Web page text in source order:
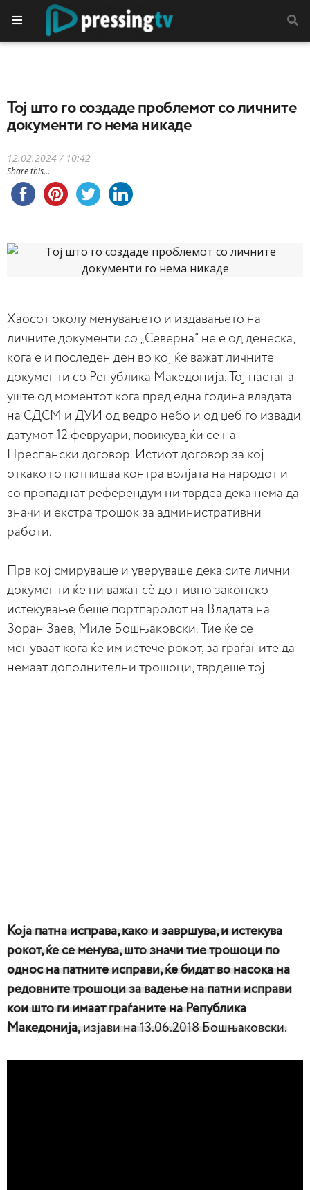
Toј што го создаде проблемот со личните
документи го нема никаде
12.02.2024 / 10:42
Share this...
Хаосот околу менувањето и издавањето на
личните документи со „Северна“ не е од денеска,
кога е и последен ден во кој ќе важат личните
документи со Република Македонија. Тој настана
уште од моментот кога пред една година владата
на СДСМ и ДУИ од ведро небо и од џеб го извади
датумот 12 февруари, повикувајќи се на
Преспански договор. Истиот договор за кој
откако го потпишаа контра волјата на народот и
со пропаднат референдум ни тврдеа дека нема да
значи и екстра трошок за административни
работи.
Прв кој смируваше и уверуваше дека сите лични
документи ќе ни важат сè до нивно законско
истекување беше портпаролот на Владата на
Зоран Заев, Миле Бошњаковски. Тие ќе се
менуваат кога ќе им истече рокот, за граѓаните да
немаат дополнителни трошоци, тврдеше тој.
Која патна исправа, како и завршува, и истекува
рокот, ќе се менува, што значи тие трошоци по
однос на патните исправи, ќе бидат во насока на
редовните трошоци за вадење на патни исправи
кои што ги имаат граѓаните на Република
Македонија,изјaви на 13.06.2018 Бошњаковски.